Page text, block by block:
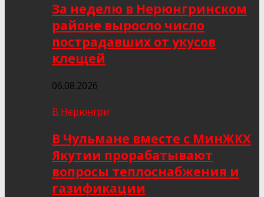
За неделю в Нерюнгринском
районе выросло число
пострадавших от укусов
клещей
06.08.2026
В Нерюнгри
В Чульмане вместе с МинЖКХ
Якутии прорабатывают
вопросы теплоснабжения и
газификации